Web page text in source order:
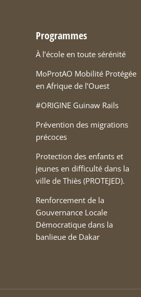
Programmes
À l’école en toute sérénité
MoProtAO Mobilité Protégée
en Afrique de l’Ouest
#ORIGINE Guinaw Rails
Prévention des migrations
précoces
Protection des enfants et
jeunes en difficulté dans la
ville de Thiès (PROTEJED).
Renforcement de la
Gouvernance Locale
Démocratique dans la
banlieue de Dakar